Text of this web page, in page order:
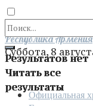
Результатов нет
Читать все
результаты
Отправить
Республика Армения
Суббота, 8
Официальная